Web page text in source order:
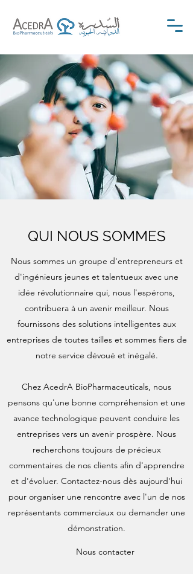
QUI NOUS SOMMES
Nous sommes un groupe d'entrepreneurs et
d'ingénieurs jeunes et talentueux avec une
idée révolutionnaire qui, nous l'espérons,
contribuera à un avenir meilleur. Nous
fournissons des solutions intelligentes aux
entreprises de toutes tailles et sommes fiers de
notre service dévoué et inégalé.
Chez AcedrA BioPharmaceuticals, nous
pensons qu'une bonne compréhension et une
avance technologique peuvent conduire les
entreprises vers un avenir prospère. Nous
recherchons toujours de précieux
commentaires de nos clients afin d'apprendre
et d'évoluer. Contactez-nous dès aujourd'hui
pour organiser une rencontre avec l'un de nos
représentants commerciaux ou demander une
démonstration.
Nous contacter